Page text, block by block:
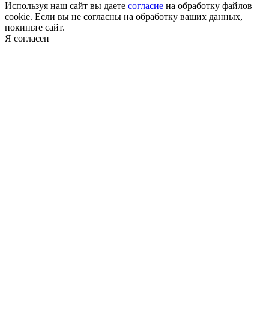
Используя наш сайт вы даете согласие на обработку файлов
cookie. Если вы не согласны на обработку ваших данных,
покиньте сайт.
Я согласен